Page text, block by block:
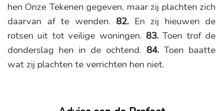
hen Onze Tekenen gegeven, maar zij plachten zich
daarvan af te wenden. 82. En zij hieuwen de
rotsen uit tot veilige woningen. 83. Toen trof de
donderslag hen in de ochtend. 84. Toen baatte
wat zij plachten te verrichten hen niet.